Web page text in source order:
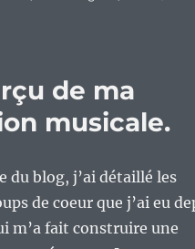
de ma
musicale.
du blog, j’ai détaillé les
de coeur que j’ai eu
m’a fait construire une